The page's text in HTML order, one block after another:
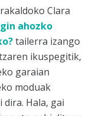
Clara
ahozko
tailerra izango
ikuspegitik,
garaian
moduak
Hala, gai